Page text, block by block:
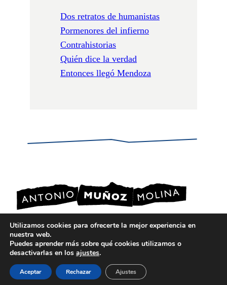
Dos retratos de humanistas
Pormenores del infierno
Contrahistorias
Quién dice la verdad
Entonces llegó Mendoza
POLÍTICA DE COOKIES
AVISO LEGAL
Utilizamos cookies para ofrecerte la mejor experiencia en
nuestra web.
Puedes aprender más sobre qué cookies utilizamos o
desactivarlas en los ajustes.
Aceptar Rechazar Ajustes